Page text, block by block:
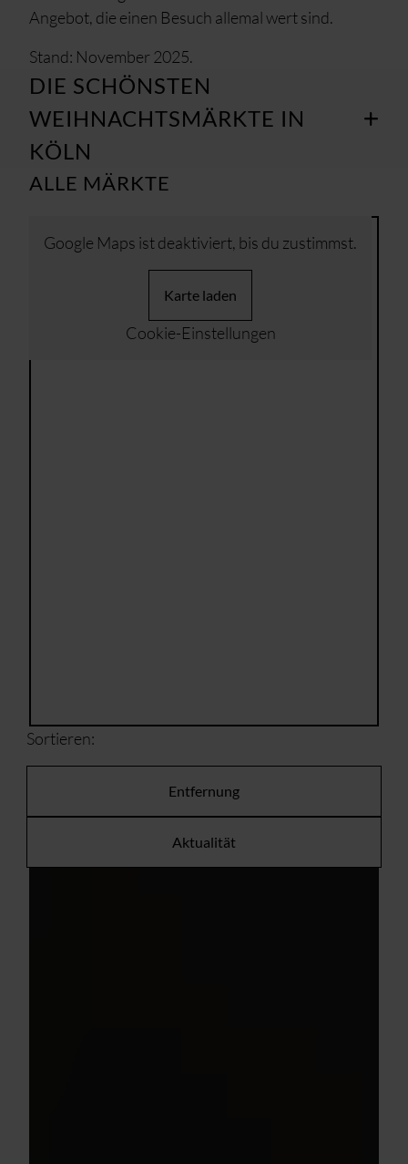
Angebot, die einen Besuch allemal wert sind.
Stand: November 2025.
DIE SCHÖNSTEN
WEIHNACHTSMÄRKTE IN
KÖLN
ALLE MÄRKTE
Google Maps ist deaktiviert, bis du zustimmst.
Karte laden
Cookie-Einstellungen
Sortieren:
Entfernung
Aktualität